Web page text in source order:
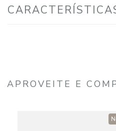
APROVEITE E